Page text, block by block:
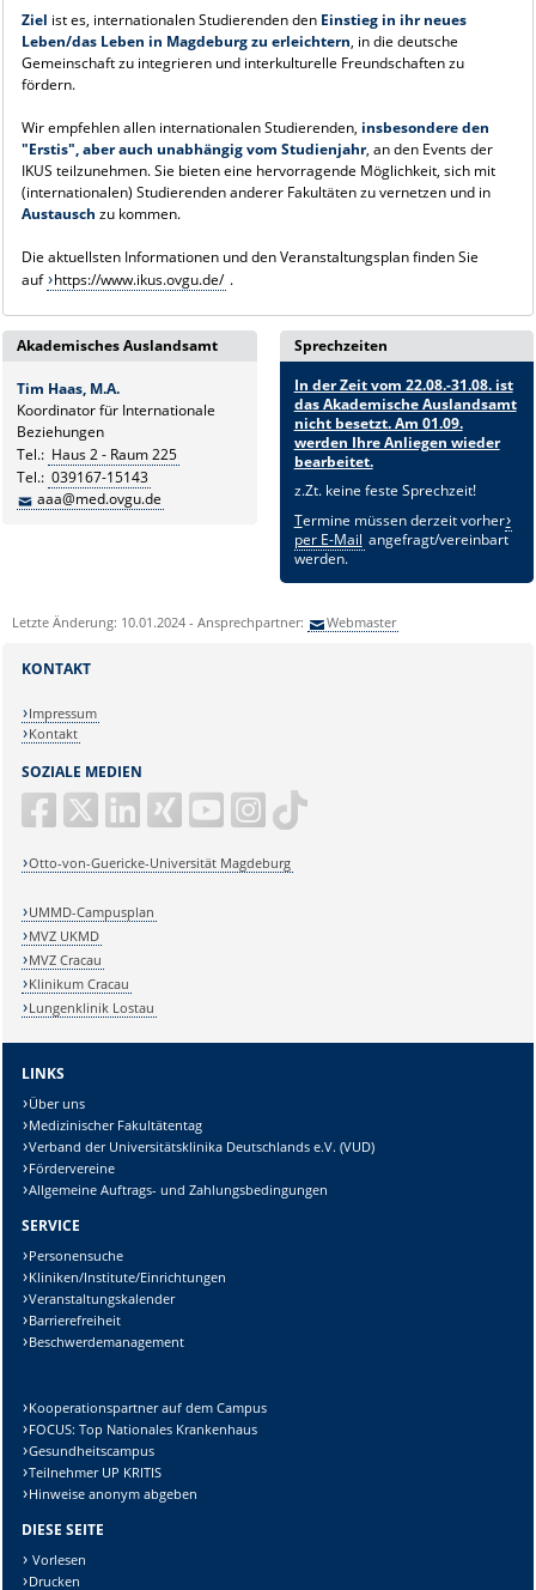
Ziel ist es, internationalen Studierenden den Einstieg in ihr neues
Leben/das Leben in Magdeburg zu erleichtern, in die deutsche
Gemeinschaft zu integrieren und interkulturelle Freundschaften zu
fördern.
Wir empfehlen allen internationalen Studierenden, insbesondere den
"Erstis", aber auch unabhängig vom Studienjahr, an den Events der
IKUS teilzunehmen. Sie bieten eine hervorragende Möglichkeit, sich mit
(internationalen) Studierenden anderer Fakultäten zu vernetzen und in
Austausch zu kommen.
Die aktuellsten Informationen und den Veranstaltungsplan finden Sie
auf https://www.ikus.ovgu.de/ .
Akademisches Auslandsamt
Tim Haas, M.A.
Koordinator für Internationale
Beziehungen
Tel.: Haus 2 - Raum 225
Tel.: 039167-15143
aaa@med.ovgu.de
Sprechzeiten
In der Zeit vom 22.08.-31.08. ist
das Akademische Auslandsamt
nicht besetzt. Am 01.09.
werden Ihre Anliegen wieder
bearbeitet.
z.Zt. keine feste Sprechzeit!
Termine müssen derzeit vorher
per E-Mail angefragt/vereinbart
werden.
Letzte Änderung: 10.01.2024 - Ansprechpartner: Webmaster
SOZIALE MEDIEN
Otto-von-Guericke-Universität Magdeburg
KONTAKT
Impressum
Kontakt
UMMD-Campusplan
MVZ UKMD
MVZ Cracau
Klinikum Cracau
Lungenklinik Lostau
LINKS
Über uns
Medizinischer Fakultätentag
Verband der Universitätsklinika Deutschlands e.V. (VUD)
Fördervereine
Allgemeine Auftrags- und Zahlungsbedingungen
SERVICE
Personensuche
Kliniken/Institute/Einrichtungen
Veranstaltungskalender
Barrierefreiheit
Beschwerdemanagement
Kooperationspartner auf dem Campus
FOCUS: Top Nationales Krankenhaus
Gesundheitscampus
Teilnehmer UP KRITIS
Hinweise anonym abgeben
DIESE SEITE
Vorlesen
Drucken